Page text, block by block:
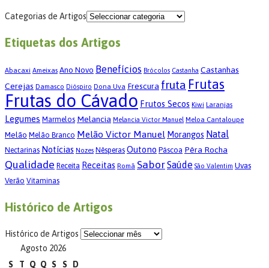
Categorias de Artigos
Etiquetas dos Artigos
Abacaxi Ameixas Ano Novo Benefícios Brócolos Castanha Castanhas
Cerejas Damasco Dióspiro Dona Uva Frescura fruta Frutas
Frutas do Cávado Frutos Secos Kiwi Laranjas
Legumes Marmelos Melancia Melancia Victor Manuel Meloa Cantaloupe
Melão Melão Branco Melão Victor Manuel Morangos Natal
Nectarinas Notícias Nozes Nêsperas Outono Páscoa Pêra Rocha
Qualidade Receita Receitas Romã SaborSaúde São Valentim Uvas
Verão Vitaminas
Histórico de Artigos
Histórico de Artigos
Agosto 2026
S
T Q Q S S D